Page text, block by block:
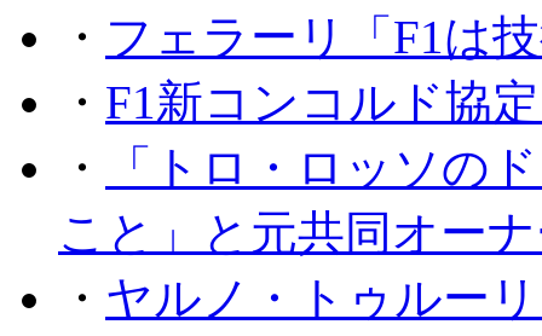
・ フェラーリ「F1は
・ F1新コンコルド協
・
「トロ・ロッソの
こと」と元共同オー
・ ヤルノ・トゥルー